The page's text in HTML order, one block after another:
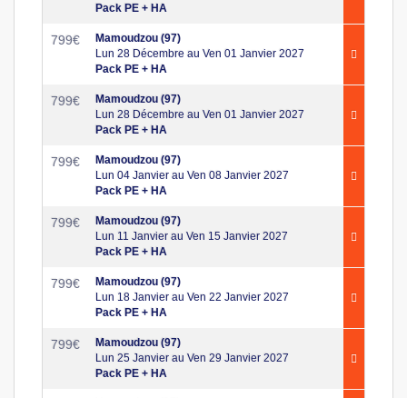
Pack PE + HA
799€
Mamoudzou (97)
Lun 28 Décembre au Ven 01 Janvier 2027
Pack PE + HA
799€
Mamoudzou (97)
Lun 28 Décembre au Ven 01 Janvier 2027
Pack PE + HA
799€
Mamoudzou (97)
Lun 04 Janvier au Ven 08 Janvier 2027
Pack PE + HA
799€
Mamoudzou (97)
Lun 11 Janvier au Ven 15 Janvier 2027
Pack PE + HA
799€
Mamoudzou (97)
Lun 18 Janvier au Ven 22 Janvier 2027
Pack PE + HA
799€
Mamoudzou (97)
Lun 25 Janvier au Ven 29 Janvier 2027
Pack PE + HA